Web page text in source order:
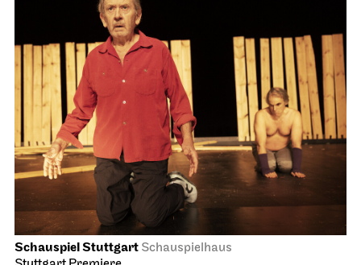
Schauspiel Stuttgart Schauspielhaus